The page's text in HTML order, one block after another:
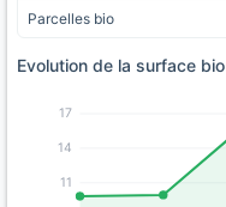
Parcelles bio
Evolution de la surface bio
11
14
17